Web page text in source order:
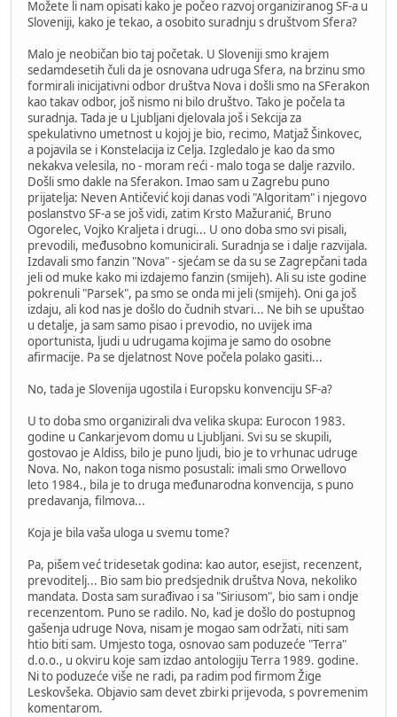
Možete li nam opisati kako je počeo razvoj organiziranog SF-a u
Sloveniji, kako je tekao, a osobito suradnju s društvom Sfera?
Malo je neobičan bio taj početak. U Sloveniji smo krajem
sedamdesetih čuli da je osnovana udruga Sfera, na brzinu smo
formirali inicijativni odbor društva Nova i došli smo na SFerakon
kao takav odbor, još nismo ni bilo društvo. Tako je počela ta
suradnja. Tada je u Ljubljani djelovala još i Sekcija za
spekulativno umetnost u kojoj je bio, recimo, Matjaž Šinkovec,
a pojavila se i Konstelacija iz Celja. Izgledalo je kao da smo
nekakva velesila, no - moram reći - malo toga se dalje razvilo.
Došli smo dakle na Sferakon. Imao sam u Zagrebu puno
prijatelja: Neven Antičević koji danas vodi "Algoritam" i njegovo
poslanstvo SF-a se još vidi, zatim Krsto Mažuranić, Bruno
Ogorelec, Vojko Kraljeta i drugi... U ono doba smo svi pisali,
prevodili, međusobno komunicirali. Suradnja se i dalje razvijala.
Izdavali smo fanzin "Nova" - sjećam se da su se Zagrepčani tada
jeli od muke kako mi izdajemo fanzin (smijeh). Ali su iste godine
pokrenuli "Parsek", pa smo se onda mi jeli (smijeh). Oni ga još
izdaju, ali kod nas je došlo do čudnih stvari... Ne bih se upuštao
u detalje, ja sam samo pisao i prevodio, no uvijek ima
oportunista, ljudi u udrugama kojima je samo do osobne
afirmacije. Pa se djelatnost Nove počela polako gasiti...
No, tada je Slovenija ugostila i Europsku konvenciju SF-a?
U to doba smo organizirali dva velika skupa: Eurocon 1983.
godine u Cankarjevom domu u Ljubljani. Svi su se skupili,
gostovao je Aldiss, bilo je puno ljudi, bio je to vrhunac udruge
Nova. No, nakon toga nismo posustali: imali smo Orwellovo
leto 1984., bila je to druga međunarodna konvencija, s puno
predavanja, filmova...
Koja je bila vaša uloga u svemu tome?
Pa, pišem već tridesetak godina: kao autor, esejist, recenzent,
prevoditelj... Bio sam bio predsjednik društva Nova, nekoliko
mandata. Dosta sam surađivao i sa "Siriusom", bio sam i ondje
recenzentom. Puno se radilo. No, kad je došlo do postupnog
gašenja udruge Nova, nisam je mogao sam održati, niti sam
htio biti sam. Umjesto toga, osnovao sam poduzeće "Terra"
d.o.o., u okviru koje sam izdao antologiju Terra 1989. godine.
Ni to poduzeće više ne radi, pa radim pod firmom Žige
Leskovšeka. Objavio sam devet zbirki prijevoda, s povremenim
komentarom.